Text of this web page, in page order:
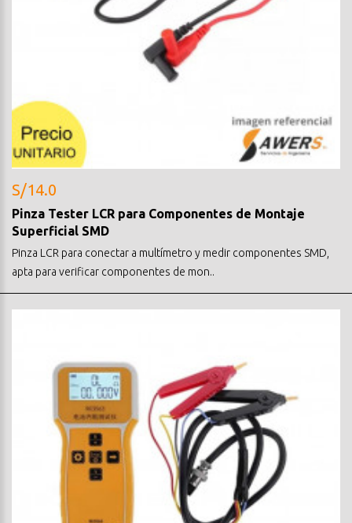
S/14.0
Pinza Tester LCR para Componentes de Montaje
Superficial SMD
Pinza LCR para conectar a multímetro y medir componentes SMD,
apta para verificar componentes de mon..